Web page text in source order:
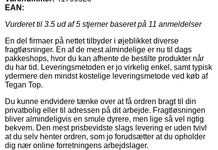
EAN:
Vurderet til 3.5 ud af 5 stjerner baseret på 11 anmeldelser
En del firmaer på nettet tilbyder i øjeblikket diverse
fragtløsninger. En af de mest almindelige er nu til dags
pakkeshops, hvor du kan afhente de bestilte produkter når
du har tid. Leveringsmetoden er jo virkelig enkel, samt typisk
ydermere den mindst kostelige leveringsmetode ved køb af
Tegan Top.
Du kunne endvidere tænke over at få ordren bragt til din
privatbolig eller til adressen på dit arbejde. Fragtløsningen
bliver almindeligvis en smule dyrere, men lige så vel rigtig
bekvem. Den mest prisbevidste slags levering er uden tvivl
at du selv henter ordren, som jo forudsætter at du opholder
dig nær online forretningens arbejdslager.